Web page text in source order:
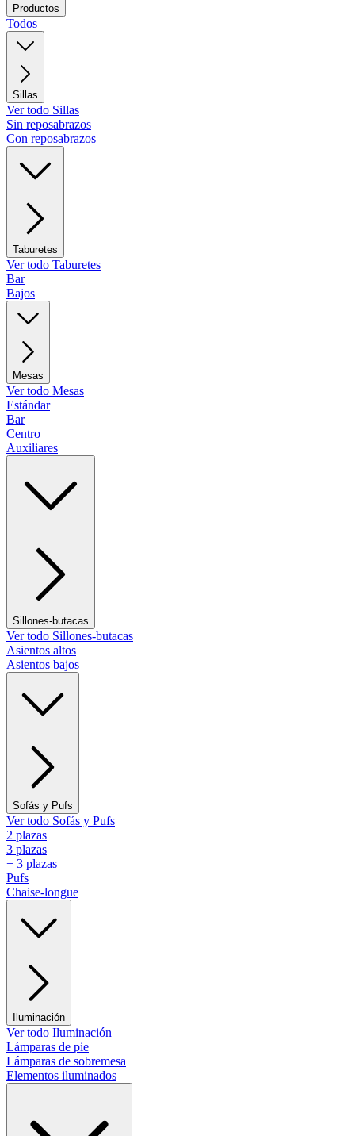
Productos
Todos
Sillas
Ver todo Sillas
Sin reposabrazos
Con reposabrazos
Taburetes
Ver todo Taburetes
Bar
Bajos
Mesas
Ver todo Mesas
Estándar
Bar
Centro
Auxiliares
Sillones-butacas
Ver todo Sillones-butacas
Asientos altos
Asientos bajos
Sofás y Pufs
Ver todo Sofás y Pufs
2 plazas
3 plazas
+ 3 plazas
Pufs
Chaise-longue
Iluminación
Ver todo Iluminación
Lámparas de pie
Lámparas de sobremesa
Elementos iluminados